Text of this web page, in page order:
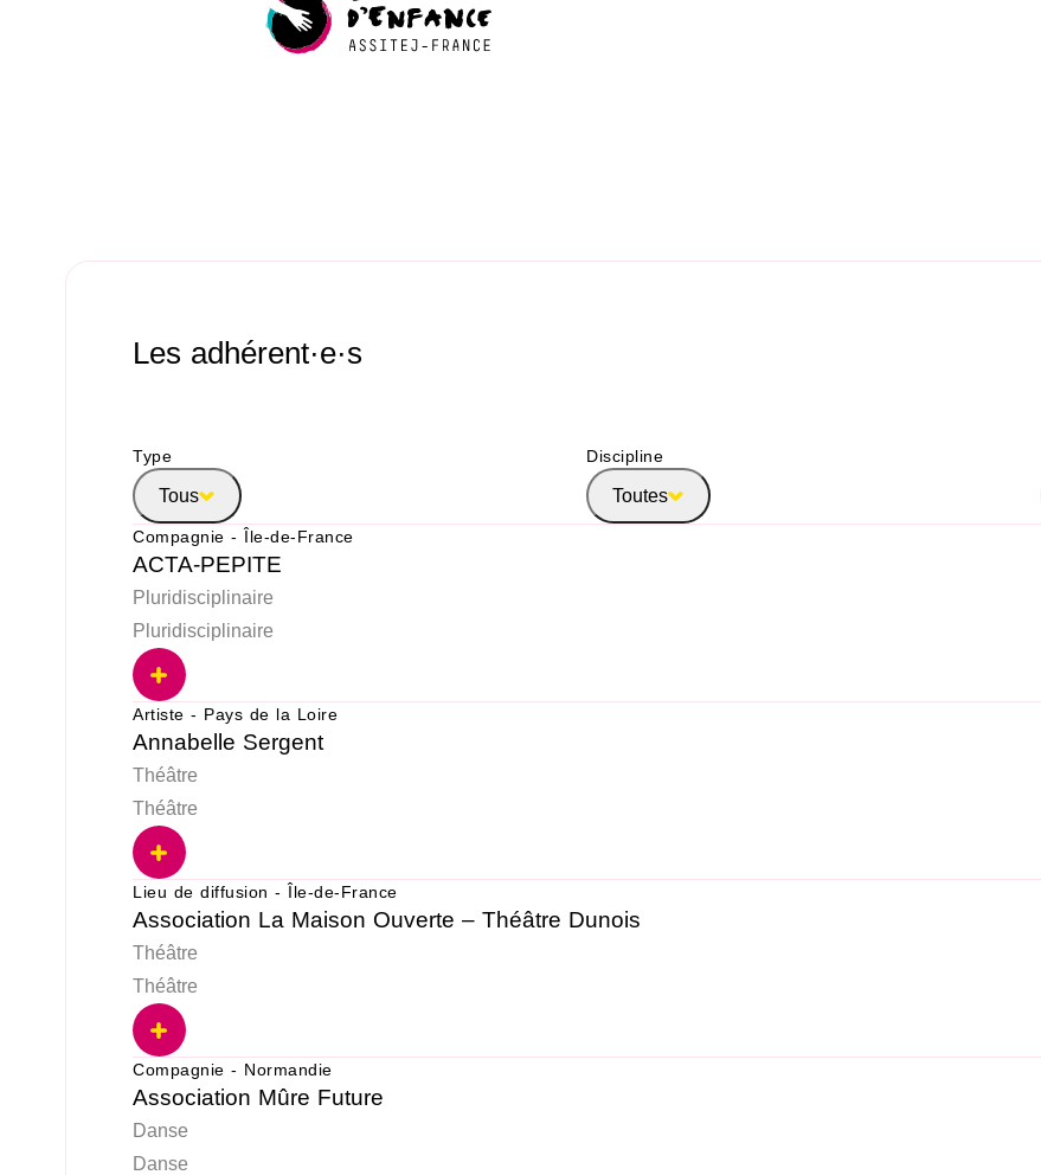
Les adhérent·e·s
Type
Tous
Discipline
Toutes
Compagnie - Île-de-France
ACTA-PEPITE
Pluridisciplinaire
Pluridisciplinaire
Artiste - Pays de la Loire
Annabelle Sergent
Théâtre
Théâtre
Lieu de diffusion - Île-de-France
Association La Maison Ouverte – Théâtre Dunois
Théâtre
Théâtre
Compagnie - Normandie
Association Mûre Future
Danse
Danse